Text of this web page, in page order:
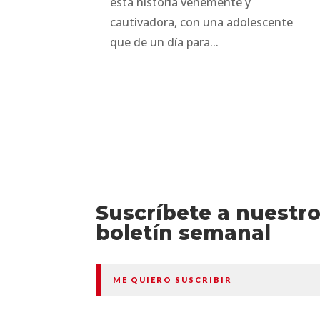
cautivadora, con una adolescente
que de un día para...
Suscríbete a
boletín semanal
ME QUIERO SUSCRIBIR